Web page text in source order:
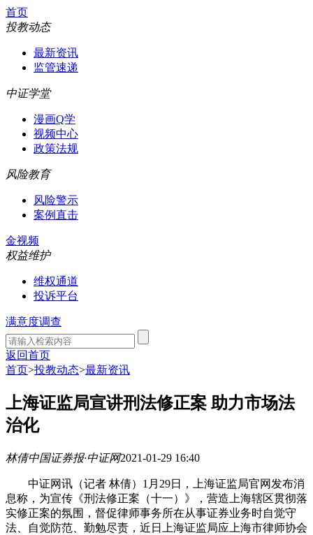
首页
投教动态
最新资讯
监管速递
中证学堂
漫画Q学
视频中心
政策法规
风险教育
风险警示
案例直击
金视频
权益维护
维权通道
投诉平台
满意度调查
返回首页
首页>投教动态>最新资讯
上海证监局宣讲刑法修正案 助力市场法
治化
林倩中国证券报·中证网2021-01-29 16:40
中证网讯（记者 林倩）1月29日，上海证监局官网发布消
息称，为宣传《刑法修正案（十一）》，营造上海辖区贯彻落
实修正案的氛围，督促律师事务所在从事证券业务时自觉守
法、自觉防范、勤勉尽责，近日上海证监局应上海市律师协会